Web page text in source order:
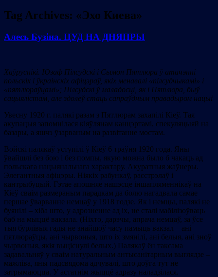
Tag Archives: «Эхо Киева»
Алесь Бузіна. ЦУД НА ДНЯПРЫ
Хаўруснікі. Юзаф Пілсудскі і Сымон Пятлюра ў атачэнні
польскіх і ўкраінскіх афіцэраў, якіх менавалі «пілсудчыкамі» і
«пятлюраўцамі» ; Пілсудскі ў маладосці, як і Пятлюра, быў
сацыялістам, але здолеў стаць сапраўдным правадыром нацыі
Увесну 1920 г. палякі разам з Пятлюрам захапілі Кіеў. Тая
акупацыя запомнілася кіяўлянам канцэртамі, спекуляцыяй на
базары, а яшчэ ўзарваным на развітанне мостам.
Войскі палякаў уступілі ў Кіеў 6 траўня 1920 года. Яны
ўвайшлі без бою і без помпы, якую можна было б чакаць ад
польскага нацыянальнага характару. Акуратныя жаўнеры.
Элегантныя афіцэры. Ніякіх рабункаў, расстрэлаў і
кантрыбуцый. Гэтаe апошняе нашэсце іншапляменнікаў на
Кіеў сваім размераным парадкам да болю нагадвала самае
першае ўварванне немцаў у 1918 годзе. Як і немцы, палякі не
буянілі – хіба што, у адрозненне ад іх, не сталі мабілізоўваць
баб на мыццё вакзала. (Ніхто, дарэчы, апрача немцаў, за ўсе
тыя бурлівыя гады не знайшоў часу памыць вакзал – ані
пятлюраўцы, ані чырвоныя, што іх змянілі, ані белыя, ані зноў
чырвоныя, якія выціснулі белых.) Палякаў ён таксама
задавальняў у сваім натуральным антысанітарным выглядзе –
мажліва, яны падсвядома адчувалі, што доўга тут не
затрымаюцца. У астатнім жыццё адразу наладзілася.